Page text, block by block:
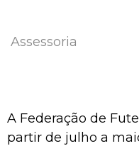
Assessoria
A Federação de
partir de julho a